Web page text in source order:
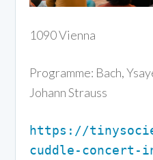
1090 Vienna
Programme: Bach,
Johann Strauss
https://
cuddle-concert-